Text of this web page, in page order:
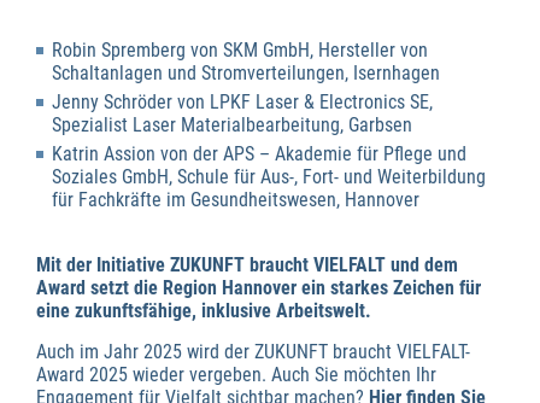
Robin Spremberg von SKM GmbH, Hersteller von
Schaltanlagen und Stromverteilungen, Isernhagen
Jenny Schröder von LPKF Laser & Electronics SE,
Spezialist Laser Materialbearbeitung, Garbsen
Katrin Assion von der APS – Akademie für Pflege und
Soziales GmbH, Schule für Aus-, Fort- und Weiterbildung
für Fachkräfte im Gesundheitswesen, Hannover
Mit der Initiative ZUKUNFT braucht VIELFALT und dem
Award setzt die Region Hannover ein starkes Zeichen für
eine zukunftsfähige, inklusive Arbeitswelt.
Auch im Jahr 2025 wird der ZUKUNFT braucht VIELFALT-
Award 2025 wieder vergeben. Auch Sie möchten Ihr
Engagement für Vielfalt sichtbar machen? Hier finden Sie